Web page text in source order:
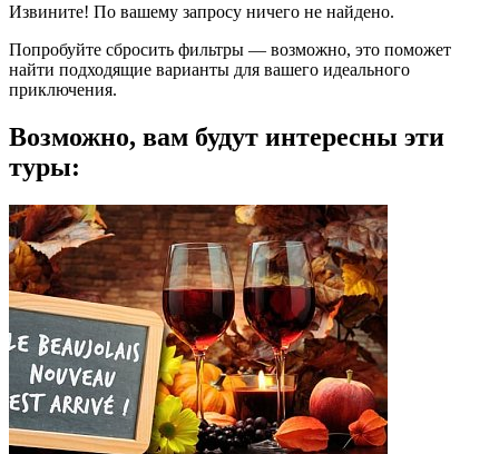
Извините! По вашему запросу ничего не найдено.
Попробуйте сбросить фильтры — возможно, это поможет
найти подходящие варианты для вашего идеального
приключения.
Возможно, вам будут интересны эти
туры: